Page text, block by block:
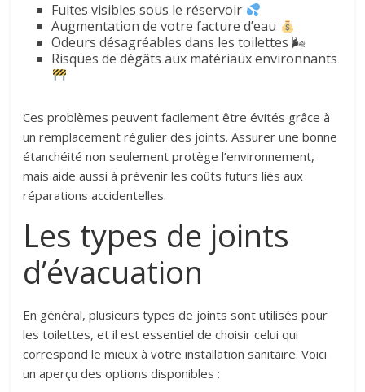
Fuites visibles sous le réservoir
Augmentation de votre facture d’eau
Odeurs désagréables dans les toilettes 🌬
Risques de dégâts aux matériaux environnants
Ces problèmes peuvent facilement être évités grâce à
un remplacement régulier des joints. Assurer une bonne
étanchéité non seulement protège l’environnement,
mais aide aussi à prévenir les coûts futurs liés aux
réparations accidentelles.
Les types de joints
d’évacuation
En général, plusieurs types de joints sont utilisés pour
les toilettes, et il est essentiel de choisir celui qui
correspond le mieux à votre installation sanitaire. Voici
un aperçu des options disponibles :